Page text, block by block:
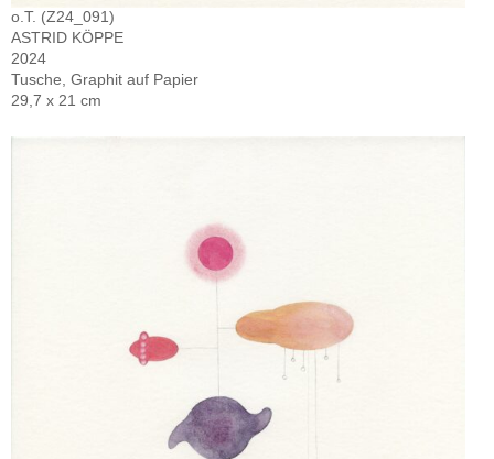
o.T. (Z24_091)
ASTRID KÖPPE
2024
Tusche, Graphit auf Papier
29,7 x 21 cm